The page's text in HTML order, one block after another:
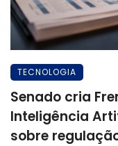
TECNOLOGIA
Senado cria
Inteligência
sobre